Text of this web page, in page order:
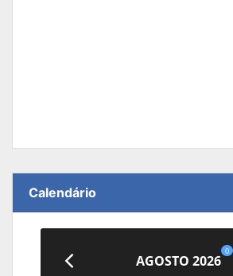
Calendário
AGOSTO 2026
0